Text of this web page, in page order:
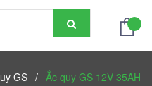
GS / Ắc quy GS 12V 35AH